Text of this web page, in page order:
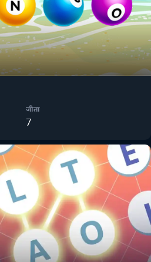
जीता
7